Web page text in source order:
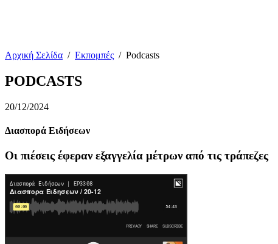
Αρχική Σελίδα / Εκπομπές / Podcasts
PODCASTS
20/12/2024
Διασπορά Ειδήσεων
Οι πιέσεις έφεραν εξαγγελία μέτρων από τις τράπεζες